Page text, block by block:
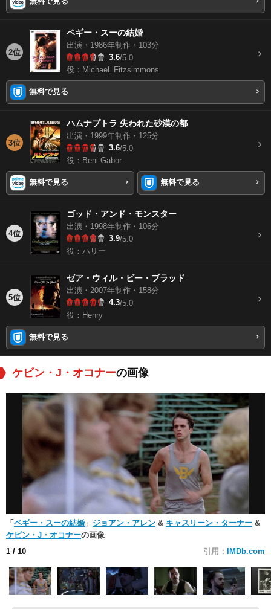
2位
ペギー・スーの結婚
出演・1986年制作・103分
3.6/5.0
役：Michael_Fitzsimmons
無料で見る
3位
ハムナプトラ 失われた砂漠の都
出演・1999年制作・125分
3.6/5.0
役：Beni Gabor
無料で見る 無料で見る
4位
ゴッド・アンド・モンスター
出演・1998年制作・106分
3.9/5.0
役：ハリー
5位
ゼア・ウィル・ビー・ブラッド
出演・2007年制作・158分
4.3/5.0
役：Henry
無料で見る
ケビン・J・オコナーの画像
「 ペギー・スーの結婚 」 ジョアン・アレン & キャスリーン・ターナー &
ケビン・J・オコナーの画像
1 / 10 引用： IMDb.com